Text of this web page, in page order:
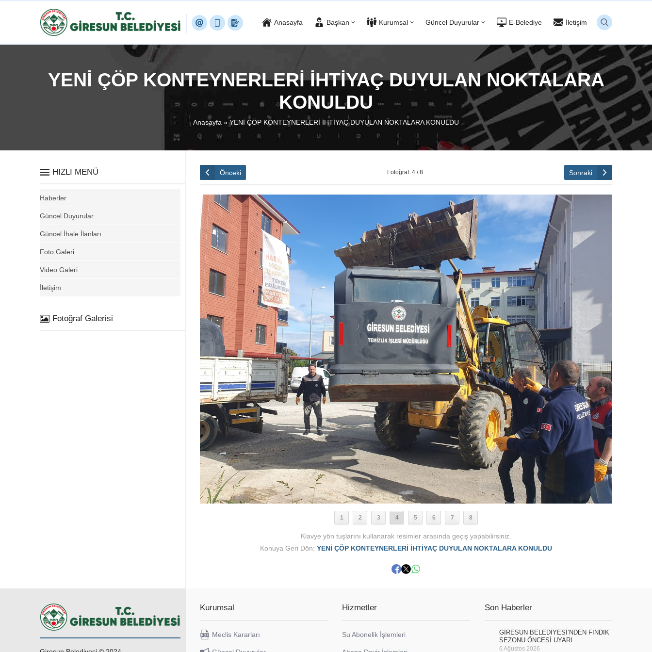
Anasayfa Başkan Kurumsal Güncel Duyurular E-Belediye İletişim
YENİ ÇÖP KONTEYNERLERİ İHTİYAÇ DUYULAN NOKTALARA
KONULDU
Anasayfa »YENİ ÇÖP KONTEYNERLERİ İHTİYAÇ DUYULAN NOKTALARA KONULDU
Önceki Fotoğraf: 4 / 8 Sonraki
1 2 3 4 5 6 7 8
Klavye yön tuşlarını kullanarak resimler arasında geçiş yapabilirsiniz.
Konuya Geri Dön: YENİ ÇÖP KONTEYNERLERİ İHTİYAÇ DUYULAN NOKTALARA KONULDU
HIZLI MENÜ
Haberler
Güncel Duyurular
Güncel İhale İlanları
Foto Galeri
Video Galeri
İletişim
Fotoğraf Galerisi
Kurumsal
Meclis Kararları
Hizmetler
Su Abonelik İşlemleri
Son Haberler
GİRESUN BELEDİYESİ’NDEN FINDIK
SEZONU ÖNCESİ UYARI
6 Ağustos 2026